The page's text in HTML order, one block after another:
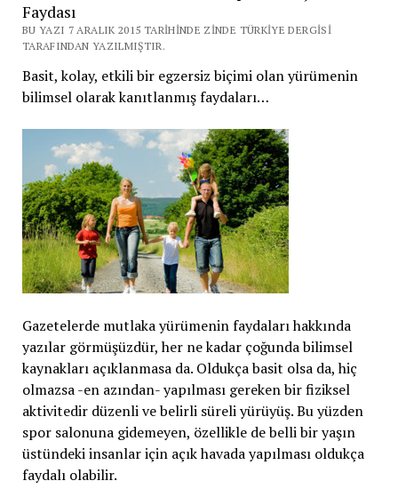
Faydası
BU YAZI 7 ARALIK 2015 TARIHINDE ZINDE TÜRKIYE DERGISI
TARAFINDAN YAZILMIŞTIR.
Basit, kolay, etkili bir egzersiz biçimi olan yürümenin
bilimsel olarak kanıtlanmış faydaları…
Gazetelerde mutlaka yürümenin faydaları hakkında
yazılar görmüşüzdür, her ne kadar çoğunda bilimsel
kaynakları açıklanmasa da. Oldukça basit olsa da, hiç
olmazsa -en azından- yapılması gereken bir fiziksel
aktivitedir düzenli ve belirli süreli yürüyüş. Bu yüzden
spor salonuna gidemeyen, özellikle de belli bir yaşın
üstündeki insanlar için açık havada yapılması oldukça
faydalı olabilir.